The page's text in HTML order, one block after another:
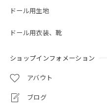
ドール用生地
ドール用衣装、靴
ショップインフォメーション
アバウト
ブログ